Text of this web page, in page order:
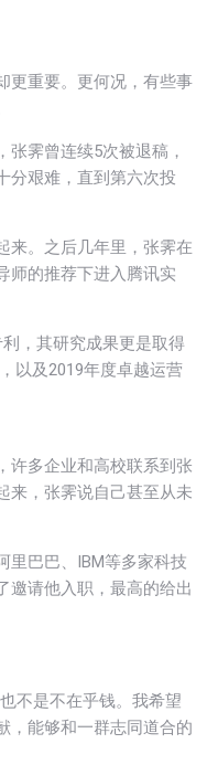
更重要。更何况，有些事
张霁曾连续5次被退稿，
分艰难，直到第六次投
来。之后几年里，张霁在
师的推荐下进入腾讯实
，其研究成果更是取得
以及2019年度卓越运营
许多企业和高校联系到张
来，张霁说自己甚至从未
里巴巴、IBM等多家科技
邀请他入职，最高的给出
不是不在乎钱。我希望
，能够和一群志同道合的